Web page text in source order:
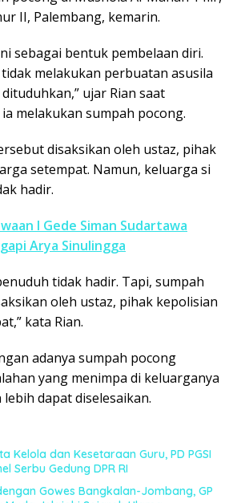
II, Palembang, kemarin.
sebagai bentuk pembelaan diri.
melakukan perbuatan asusila
ujar Rian saat
melakukan sumpah pocong.
disaksikan oleh ustaz, pihak
setempat. Namun, keluarga si
hadir.
I Gede Siman Sudartawa
Arya Sinulingga
tidak hadir. Tapi, sumpah
oleh ustaz, pihak kepolisian
kata Rian.
adanya sumpah pocong
yang menimpa di keluarganya
dapat diselesaikan.
Kelola dan Kesetaraan Guru, PD PGSI
Serbu Gedung DPR RI
Gowes Bangkalan-Jombang, GP